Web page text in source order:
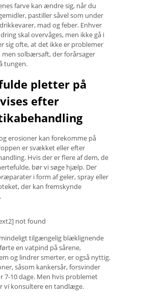
farve kan ændre sig, når du
pastiller såvel som under
mad og feber. Enhver
skal overvåges, men ikke gå i
sig ofte, at det ikke er problemer
men solbærsaft, der forårsager
tungen.
pletter på
efter
erosioner kan forekomme på
er svækket eller efter
Hvis der er flere af dem, de
bør vi søge hjælp. Der
i form af geler, spray eller
der kan fremskynde
not found
tilgængelig blæklignende
en vatpind på sårene,
og lindrer smerter, er også nyttig.
såsom kankersår, forsvinder
7-10 dage. Men hvis problemet
konsultere en tandlæge.